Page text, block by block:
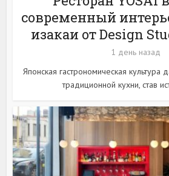
современный
изакаи от Design
1 день назад
Японская гастрономическая
традиционной кухни, став